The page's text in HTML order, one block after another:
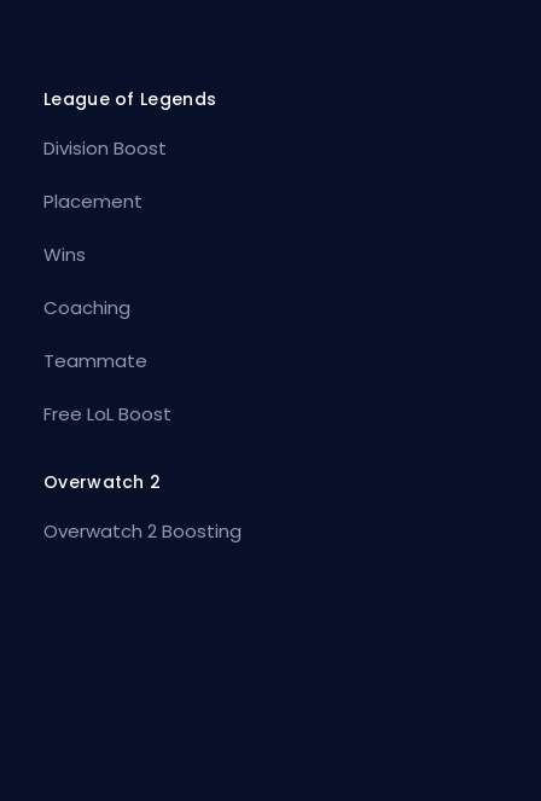
League of Legends
Division Boost
Placement
Wins
Coaching
Teammate
Free LoL Boost
Overwatch 2
Overwatch 2 Boosting